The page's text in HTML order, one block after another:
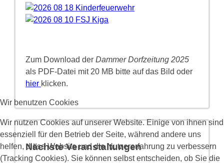
Zum Download der Dammer Dorfzeitung 2025
als PDF-Datei mit 20 MB bitte auf das Bild oder
hier klicken.
Nächste Veranstaltungen
Wir benutzen Cookies
Wir nutzen Cookies auf unserer Website. Einige von ihnen sind
essenziell für den Betrieb der Seite, während andere uns
helfen, diese Website und die Nutzererfahrung zu verbessern
(Tracking Cookies). Sie können selbst entscheiden, ob Sie die